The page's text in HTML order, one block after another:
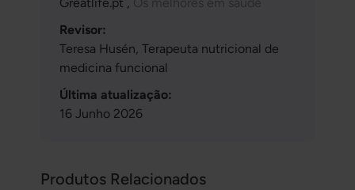
Greatlife.pt , Os melhores em saúde
Revisor:
Teresa Husén, Terapeuta nutricional de
medicina funcional
Última atualização:
16 Junho 2026
Produtos Relacionados